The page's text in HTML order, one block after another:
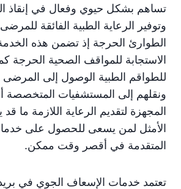
تساهم بشكل حيوي وفعال في إنقاذ
وتوفير الرعاية الطبية الفائقة
الطوارئ الحرجة إذ تضمن هذه
الاستجابة للمواقف الصحية الحرجة
للطواقم الطبية الوصول إلى
ونقلهم إلى المستشفيات المتخصصة
المجهزة لتقديم الرعاية اللازمة ما قد
الأمثل لمن يسعى للحصول على
المتقدمة في أقصر وقت ممكن.
تعتمد خدمات الإسعاف الجوي في